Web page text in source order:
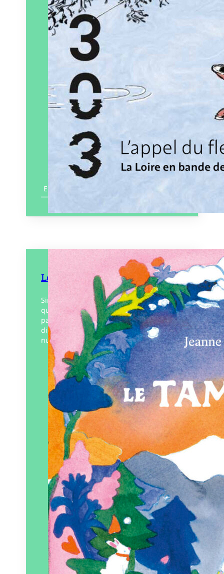
En savoir plus
Le Tambour
Siméon n’a jamais parlé et ne s’exprime
qu’à l’aide d’un tambour qui l’accompagne
partout. Alors quand son instrument
disparait, tout devient compliqué. Une
nuit, Siméon décide de partir…
Éditeur :MeMo
22/08/2025